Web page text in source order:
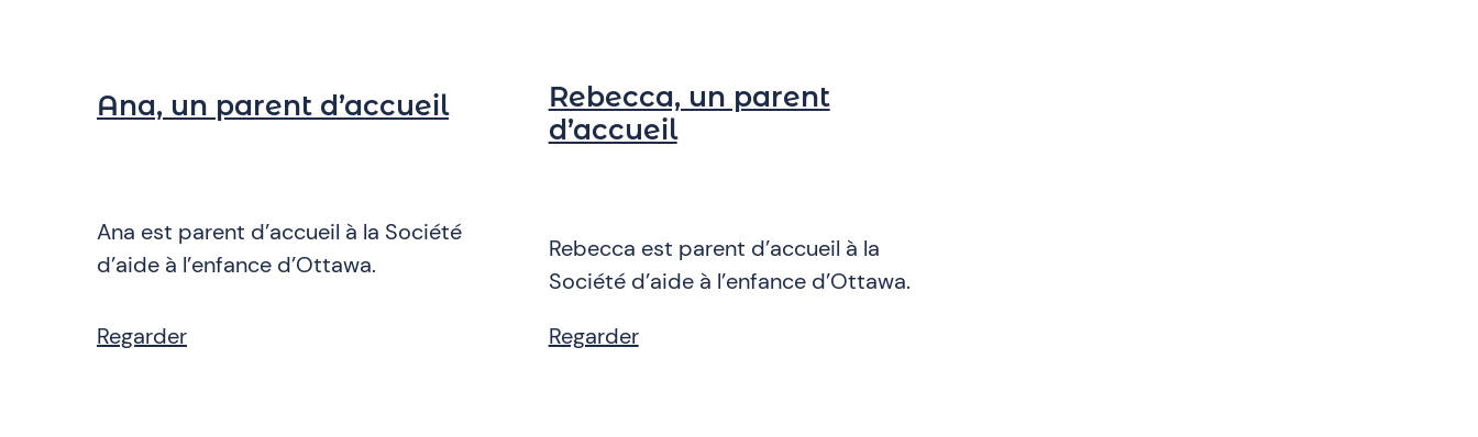
Ana, un parent d’accueil
Ana est parent d’accueil à la Société
d’aide à l’enfance d’Ottawa.
Regarder
Rebecca, un parent
d’accueil
Rebecca est parent d’accueil à la
Société d’aide à l’enfance d’Ottawa.
Regarder